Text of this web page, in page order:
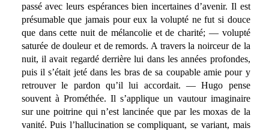
passé avec leurs espérances bien incertaines d’avenir. Il est
présumable que jamais pour eux la volupté ne fut si douce
que dans cette nuit de mélancolie et de charité; — volupté
saturée de douleur et de remords. A travers la noirceur de la
nuit, il avait regardé derrière lui dans les années profondes,
puis il s’était jeté dans les bras de sa coupable amie pour y
retrouver le pardon qu’il lui accordait. — Hugo pense
souvent à Prométhée. Il s’applique un vautour imaginaire
sur une poitrine qui n’est lancinée que par les moxas de la
vanité. Puis l’hallucination se compliquant, se variant, mais